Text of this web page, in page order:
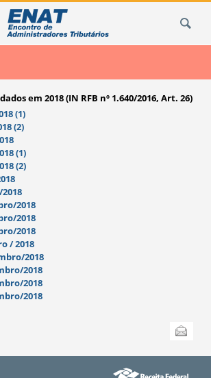
em 2018 (IN RFB nº 1.640/2016, Art. 26)
(1)
(2)
(1)
(2)
2018
2018
2018
/ 2018
2018
2018
2018
2018